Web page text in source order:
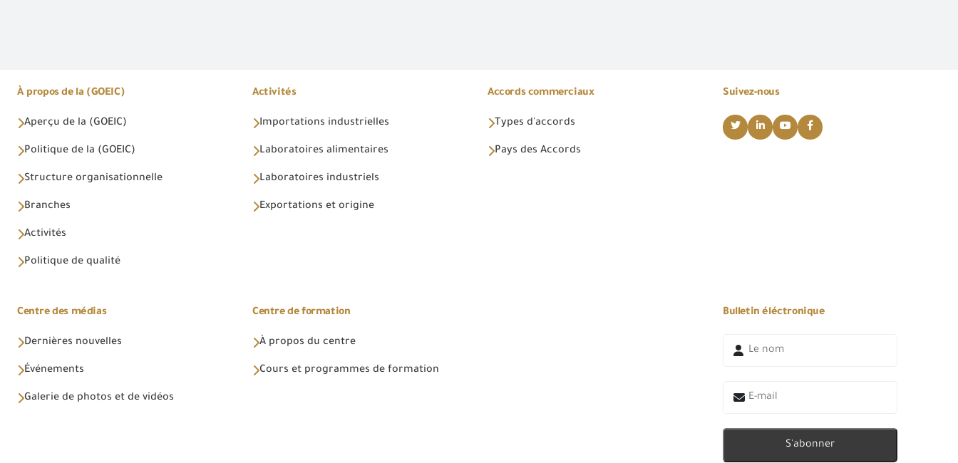
À propos de la (GOEIC)
Aperçu de la (GOEIC)
Politique de la (GOEIC)
Structure organisationnelle
Branches
Activités
Politique de qualité
Activités
Importations industrielles
Laboratoires alimentaires
Laboratoires industriels
Exportations et origine
Accords commerciaux
Types d'accords
Pays des Accords
Suivez-nous
Centre des médias
Dernières nouvelles
Événements
Galerie de photos et de vidéos
Centre de formation
À propos du centre
Cours et programmes de formation
Bulletin éléctronique
S'abonner